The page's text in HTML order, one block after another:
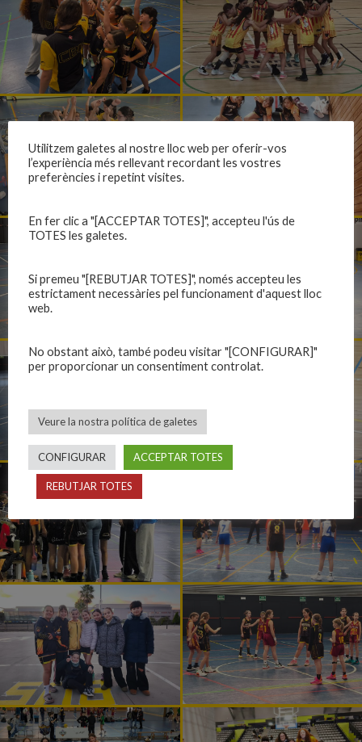
Utilitzem galetes al nostre lloc web per oferir-vos
l’experiència més rellevant recordant les vostres
preferències i repetint visites.
En fer clic a "[ACCEPTAR TOTES]", accepteu l'ús de
TOTES les galetes.
Si premeu "[REBUTJAR TOTES]", només accepteu les
estrictament necessàries pel funcionament d'aquest lloc
web.
No obstant això, també podeu visitar "[CONFIGURAR]"
per proporcionar un consentiment controlat.
Veure la nostra política de galetes
CONFIGURAR ACCEPTAR TOTES
REBUTJAR TOTES